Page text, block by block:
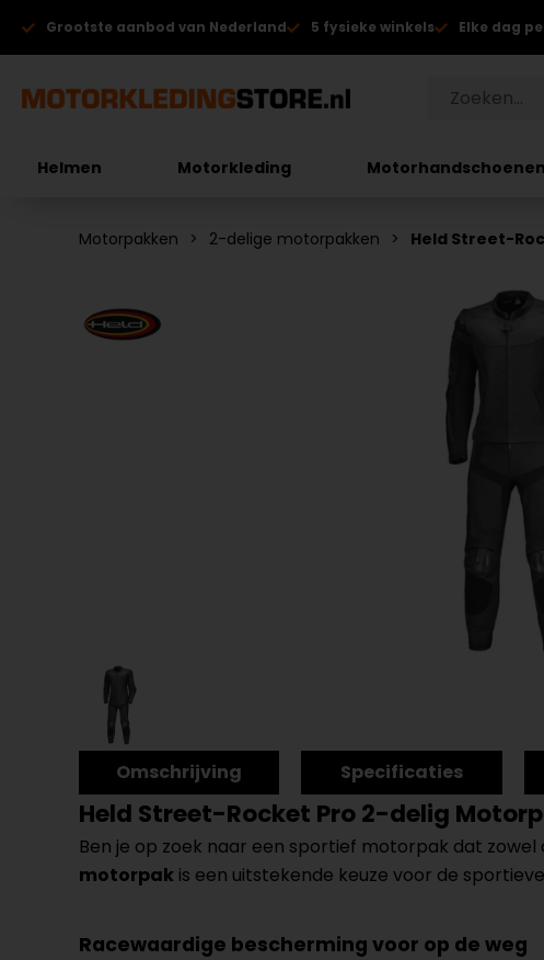
Grootste aanbod van Nederland 5 fysieke winkels Elke dag
Helmen Motorkleding Motorhandschoenen
Motorpakken 2-delige motorpakken Held Street-
Omschrijving Specificaties
Held Street-Rocket Pro 2-delig
Ben je op zoek naar een sportief motorpak dat
motorpak is een uitstekende keuze voor de
Racewaardige bescherming voor op de weg